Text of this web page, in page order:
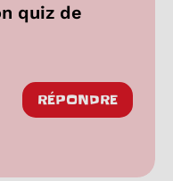
quiz de
RÉPONDRE